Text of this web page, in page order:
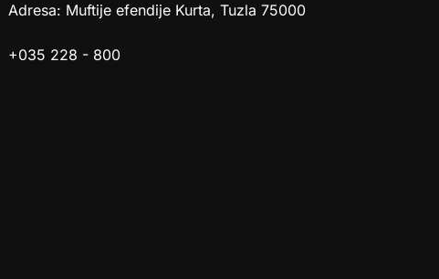
Adresa: Muftije efendije Kurta, Tuzla 75000
+035 228 - 800